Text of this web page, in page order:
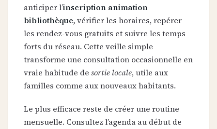
anticiper l’inscription animation
bibliothèque, vérifier les horaires, repérer
les rendez-vous gratuits et suivre les temps
forts du réseau. Cette veille simple
transforme une consultation occasionnelle en
vraie habitude de sortie locale, utile aux
familles comme aux nouveaux habitants.
Le plus efficace reste de créer une routine
mensuelle. Consultez l’agenda au début de